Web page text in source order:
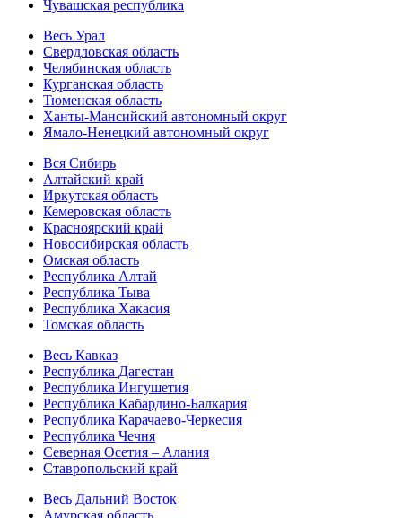
Чувашская республика
Весь Урал
Свердловская область
Челябинская область
Курганская область
Тюменская область
Ханты-Мансийский автономный округ
Ямало-Ненецкий автономный округ
Вся Сибирь
Алтайский край
Иркутская область
Кемеровская область
Красноярский край
Новосибирская область
Омская область
Республика Алтай
Республика Тыва
Республика Хакасия
Томская область
Весь Кавказ
Республика Дагестан
Республика Ингушетия
Республика Кабардино-Балкария
Республика Карачаево-Черкесия
Республика Чечня
Северная Осетия – Алания
Ставропольский край
Весь Дальний Восток
Амурская область